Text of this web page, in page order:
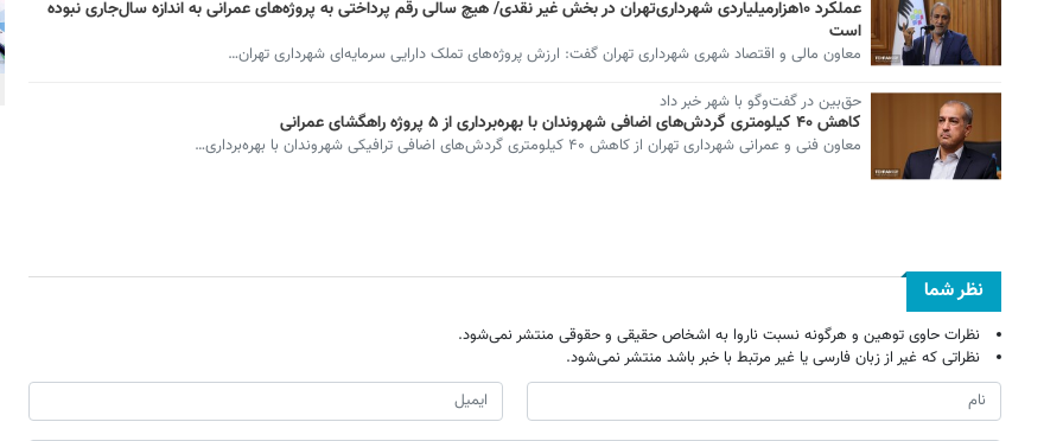
عملکرد ۱۰هزارمیلیاردی شهرداری‌تهران در بخش غیر نقدی/ هیچ سالی رقم پرداختی به پروژه‌های عمرانی به اندازه سال‌جاری نبوده
است
معاون مالی و اقتصاد شهری شهرداری تهران گفت: ارزش پروژه‌های تملک دارایی سرمایه‌ای شهرداری تهران…
حق‌بین در گفت‌وگو با شهر خبر داد
کاهش ۴۰ کیلومتری گردش‌های اضافی شهروندان با بهره‌برداری از ۵ پروژه راهگشای عمرانی
معاون فنی و عمرانی شهرداری تهران از کاهش ۴۰ کیلومتری گردش‌های اضافی ترافیکی شهروندان با بهره‌برداری…
نظر شما
نظرات حاوی توهین و هرگونه نسبت ناروا به اشخاص حقیقی و حقوقی منتشر نمی‌شود.
نظراتی که غیر از زبان فارسی یا غیر مرتبط با خبر باشد منتشر نمی‌شود.